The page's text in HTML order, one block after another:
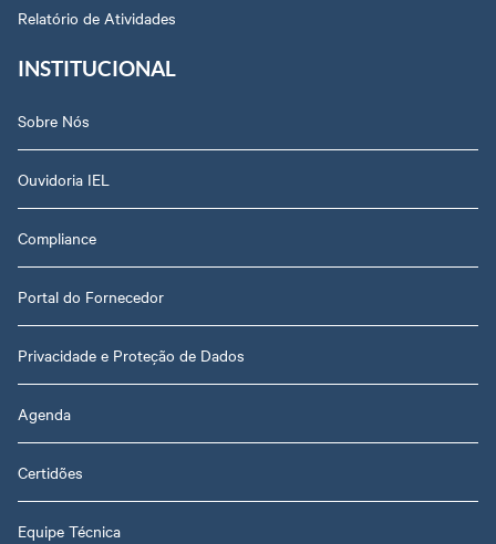
Relatório de Atividades
INSTITUCIONAL
Sobre Nós
Ouvidoria IEL
Compliance
Portal do Fornecedor
Privacidade e Proteção de Dados
Agenda
Certidões
Equipe Técnica